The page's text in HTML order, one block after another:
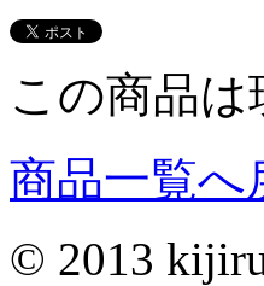
この商品
商品一覧へ
© 2013